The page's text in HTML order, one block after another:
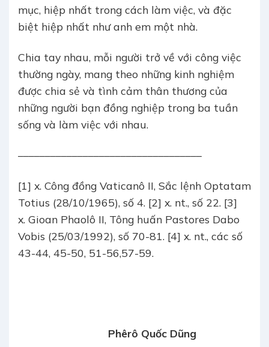
mục, hiệp nhất trong cách làm việc, và đặc
biệt hiệp nhất như anh em một nhà.
Chia tay nhau, mỗi người trở về với công việc
thường ngày, mang theo những kinh nghiệm
được chia sẻ và tình cảm thân thương của
những người bạn đồng nghiệp trong ba tuần
sống và làm việc với nhau.
––––––––––––––––––––––––––––––––––
[1] x. Công đồng Vaticanô II, Sắc lệnh Optatam
Totius (28/10/1965), số 4. [2] x. nt., số 22. [3]
x. Gioan Phaolô II, Tông huấn Pastores Dabo
Vobis (25/03/1992), số 70-81. [4] x. nt., các số
43-44, 45-50, 51-56,57-59.
Phêrô Quốc Dũng